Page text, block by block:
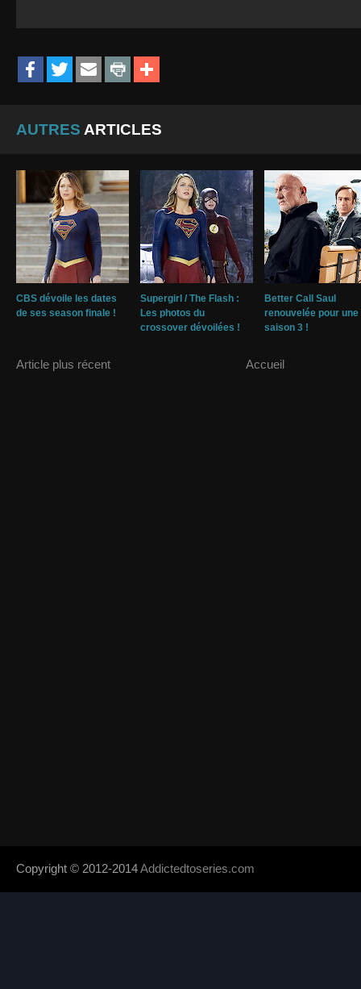
AUTRES ARTICLES
CBS dévoile les dates
de ses season finale !
Supergirl / The Flash :
Les photos du
crossover dévoilées !
Better Call Saul
renouvelée pour une
saison 3 !
Article plus récent Accueil
Copyright © 2012-2014Addictedtoseries.com